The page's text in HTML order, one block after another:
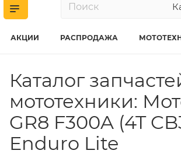
АКЦИИ РАСПРОДАЖА
Каталог
мототехники:
GR8 F300A (4T
Enduro Lite